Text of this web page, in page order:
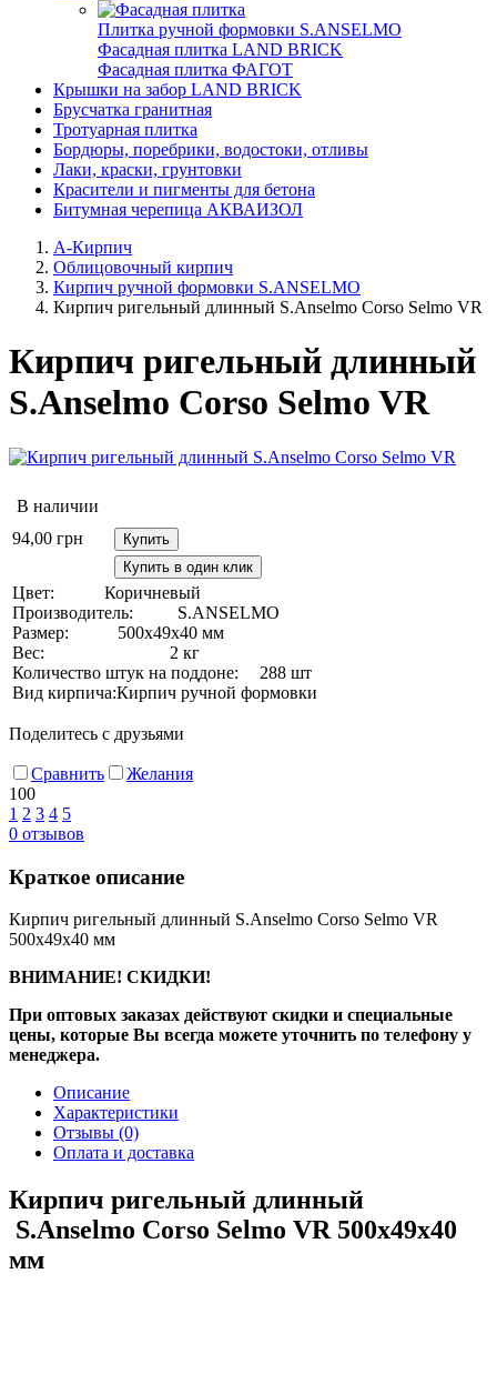
Плитка ручной формовки S.ANSELMO
Фасадная плитка LAND BRICK
Фасадная плитка ФАГОТ
Крышки на забор LAND BRICK
Брусчатка гранитная
Тротуарная плитка
Бордюры, поребрики, водостоки, отливы
Лаки, краски, грунтовки
Красители и пигменты для бетона
Битумная черепица АКВАИЗОЛ
А-Кирпич
Облицовочный кирпич
Кирпич ручной формовки S.ANSELMO
Кирпич ригельный длинный S.Anselmo Corso Selmo VR
Кирпич ригельный длинный
S.Anselmo Corso Selmo VR
В наличии
94,00 грн
Купить
Купить в один клик
Цвет:
Коричневый
Производитель:
S.ANSELMO
Размер:
500х49х40 мм
Вес:
2 кг
Количество штук на поддоне:
288 шт
Вид кирпича:Кирпич ручной формовки
Поделитесь с друзьями
Сравнить
Желания
100
1 2 3 4 5
0 отзывов
Краткое описание
Кирпич ригельный длинный S.Anselmo Corso Selmo VR
500х49х40 мм
ВНИМАНИЕ! СКИДКИ!
При оптовых заказах действуют скидки и специальные
цены, которые Вы всегда можете уточнить по телефону у
менеджера.
Описание
Характеристики
Отзывы (0)
Оплата и доставка
Кирпич ригельный длинный
S.Anselmo Corso Selmo VR 500х49х40
мм